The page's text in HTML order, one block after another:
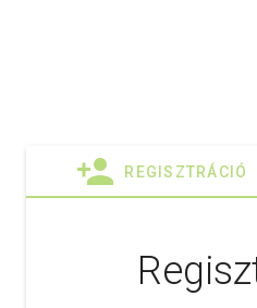
REGISZTRÁCIÓ